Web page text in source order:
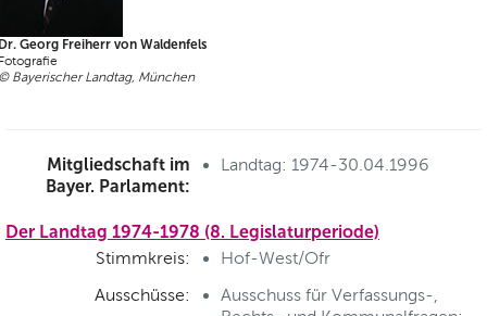
Georg Freiherr von Waldenfels
Bayerischer Landtag, München
Mitgliedschaft im
Bayer. Parlament:
Landtag: 1974-30.04.1996
Der Landtag 1974-1978 (8. Legislaturperiode)
Stimmkreis:
Hof-West/Ofr
Ausschüsse:
Ausschuss für Verfassungs-,